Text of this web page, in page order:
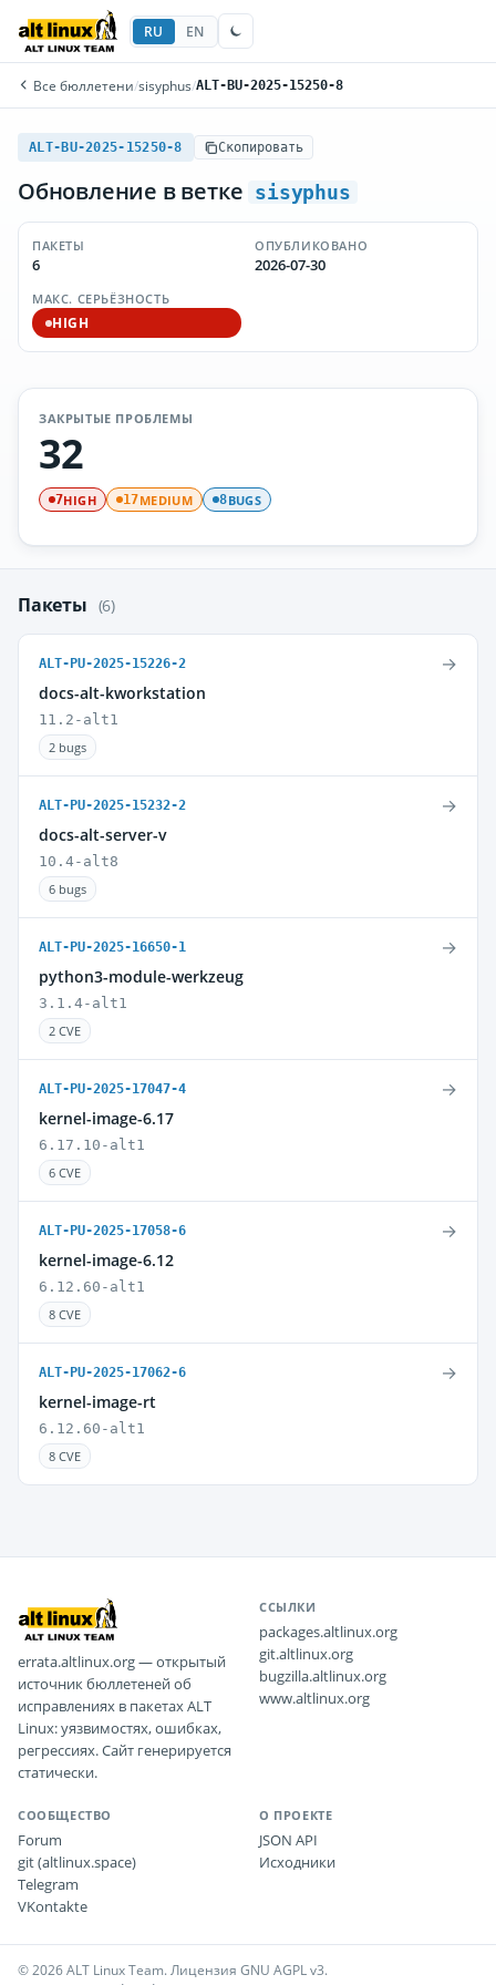
RU EN
Все бюллетени/sisyphus/ALT-BU-2025-15250-8
ALT-BU-2025-15250-8 Скопировать
Обновление в ветке sisyphus
ПАКЕТЫ
6
ОПУБЛИКОВАНО
2026-07-30
МАКС. СЕРЬЁЗНОСТЬ
HIGH
ЗАКРЫТЫЕ ПРОБЛЕМЫ
32
7HIGH 17MEDIUM 8BUGS
Пакеты (6)
ALT-PU-2025-15226-2
docs-alt-kworkstation
11.2-alt1
2 bugs
→
ALT-PU-2025-15232-2
docs-alt-server-v
10.4-alt8
6 bugs
→
ALT-PU-2025-16650-1
python3-module-werkzeug
3.1.4-alt1
2 CVE
→
ALT-PU-2025-17047-4
kernel-image-6.17
6.17.10-alt1
6 CVE
→
ALT-PU-2025-17058-6
kernel-image-6.12
6.12.60-alt1
8 CVE
→
ALT-PU-2025-17062-6
kernel-image-rt
6.12.60-alt1
8 CVE
→
errata.altlinux.org — открытый
источник бюллетеней об
исправлениях в пакетах ALT
Linux: уязвимостях, ошибках,
регрессиях. Сайт генерируется
статически.
ССЫЛКИ
packages.altlinux.org
git.altlinux.org
bugzilla.altlinux.org
www.altlinux.org
СООБЩЕСТВО
Forum
git (altlinux.space)
Telegram
VKontakte
О ПРОЕКТЕ
JSON API
Исходники
© 2026 ALT Linux Team. Лицензия GNU AGPL v3.